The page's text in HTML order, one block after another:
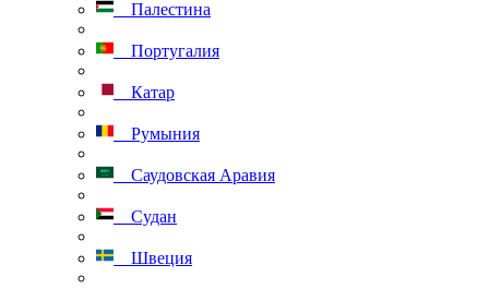
Палестина
Португалия
Катар
Румыния
Саудовская Аравия
Судан
Швеция